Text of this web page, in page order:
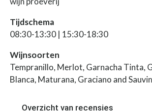
Tijdschema
08:30-13:30 | 15:30-18:30
Wijnsoorten
Tempranillo, Merlot, Garnacha Tinta,
Blanca, Maturana, Graciano and
Overzicht van recensies